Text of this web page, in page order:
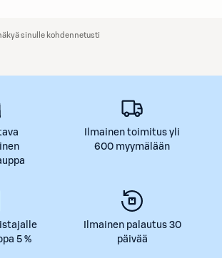
sinulle kohdennetusti
Ilmainen toimitus yli
600 myymälään
5 %
Ilmainen palautus 30
päivää